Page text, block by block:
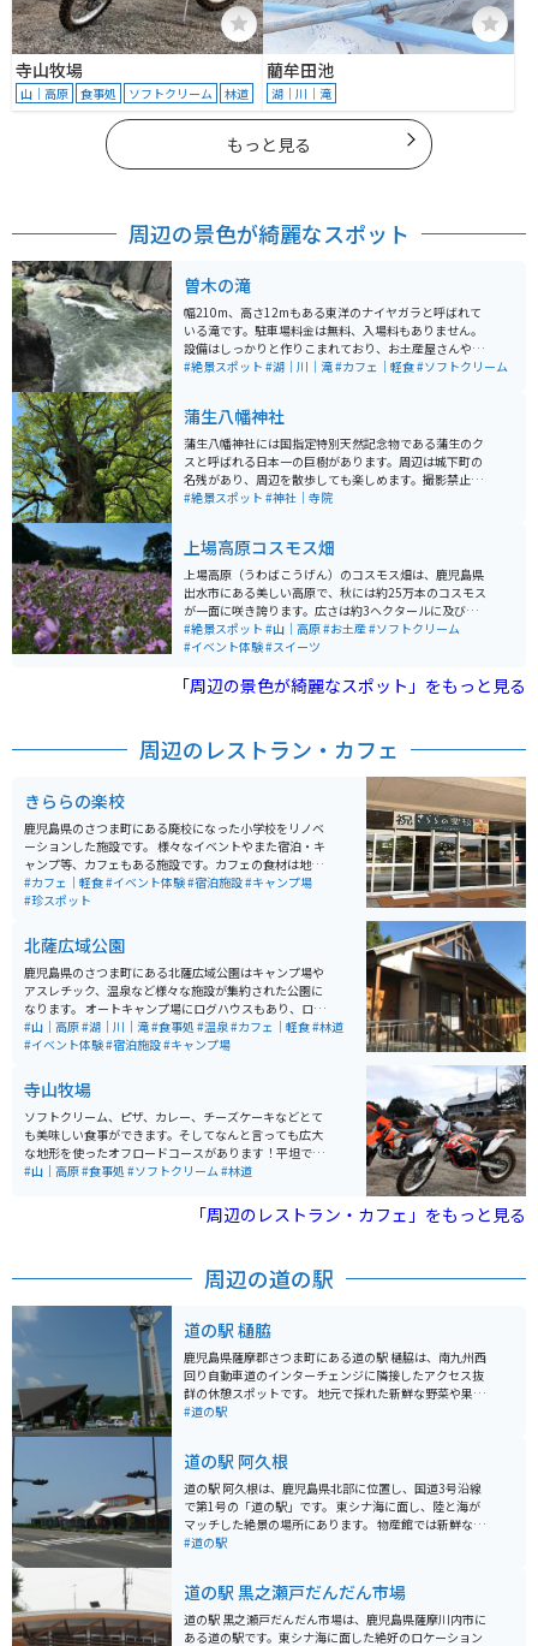
寺山牧場
山｜高原 食事処 ソフトクリーム 林道
藺牟田池
湖｜川｜滝
もっと見る
周辺の景色が綺麗なスポット
曽木の滝
幅210m、高さ12mもある東洋のナイヤガラと呼ばれて
いる滝です。駐車場料金は無料、入場料もありません。
設備はしっかりと作りこまれており、お土産屋さんや軽
食屋さんも充実しています。 高さはそこまでありません
#絶景スポット #湖｜川｜滝#カフェ｜軽食#ソフトクリーム
蒲生八幡神社
蒲生八幡神社には国指定特別天然記念物である蒲生のク
スと呼ばれる日本一の巨樹があります。周辺は城下町の
名残があり、周辺を散歩しても楽しめます。撮影禁止ス
ポットもあるのでご注意ください。
#絶景スポット #神社｜寺院
上場高原コスモス畑
上場高原（うわばこうげん）のコスモス畑は、鹿児島県
出水市にある美しい高原で、秋には約25万本のコスモス
が一面に咲き誇ります。広さは約3ヘクタールに及び、斜
面を利用して植えられたコスモスが見事な風景を作り出
します。特に斜面の上から見るコスモス畑は絶景です。
観光客が訪れます。また、秋の「古代マーケット」など
#絶景スポット #山｜高原#お土産#ソフトクリーム
#イベント体験#スイーツ
「周辺の景色が綺麗なスポット」をもっと見る
周辺のレストラン・カフェ
きららの楽校
鹿児島県のさつま町にある廃校になった小学校をリノベ
ーションした施設です。 様々なイベントやまた宿泊・キ
ャンプ等、カフェもある施設です。カフェの食材は地元
の食材を使ったりしていて、地元に愛された小学校が中
身を変えてその姿を残しているようです。
#カフェ｜軽食#イベント体験#宿泊施設#キャンプ場
#珍スポット
北薩広域公園
鹿児島県のさつま町にある北薩広域公園はキャンプ場や
アスレチック、温泉など様々な施設が集約された公園に
なります。 オートキャンプ場にログハウスもあり、ログ
ハウス内のお風呂のお湯も天然の温泉がでます。 様々な
イベントも開催されており、様々な人に利用しやすい施
#山｜高原#湖｜川｜滝#食事処 #温泉#カフェ｜軽食#林道
#イベント体験#宿泊施設#キャンプ場
寺山牧場
ソフトクリーム、ピザ、カレー、チーズケーキなどとて
も美味しい食事ができます。そしてなんと言っても広大
な地形を使ったオフロードコースがあります！平坦で初
心者でも楽しめるコースからガレガレなハードエンデュ
はきさくで優しく、レンタルバイクもあるので手ぶらで
#山｜高原#食事処 #ソフトクリーム#林道
「周辺のレストラン・カフェ」をもっと見る
周辺の道の駅
道の駅 樋脇
鹿児島県薩摩郡さつま町にある道の駅 樋脇は、南九州西
回り自動車道のインターチェンジに隣接したアクセス抜
群の休憩スポットです。 地元で採れた新鮮な野菜や果物
が並ぶ農産物直売所は、旅の思い出に地元の味覚を味わ
使った料理など、地元グルメを堪能できます。 バイクで
訪れる際は、広々とした駐車場があるので安心です。ツ
ーリングの休憩地点として利用するのも良いでしょう。
周辺には、西郷隆盛ゆかりの史跡や、美しい自然を楽し
めるスポットなど、観光スポットも充実しています。 道
#道の駅
道の駅 阿久根
道の駅 阿久根は、鹿児島県北部に位置し、国道3号沿線
で第1号の「道の駅」です。 東シナ海に面し、陸と海が
マッチした絶景の場所にあります。 物産館では新鮮な鮮
魚、野菜、農水産加工の特産品の展示即売、 レストラン
#道の駅
道の駅 黒之瀬戸だんだん市場
道の駅 黒之瀬戸だんだん市場は、鹿児島県薩摩川内市に
ある道の駅です。東シナ海に面した絶好のロケーション